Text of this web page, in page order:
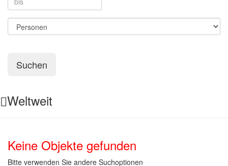
Suchen
Weltweit
Keine Objekte gefunden
Bitte verwenden Sie andere Suchoptionen